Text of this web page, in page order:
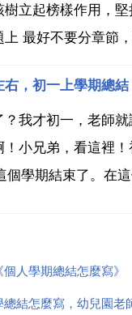
立起榜樣作用，
最好不要分章節
更廣的吸收新知識
問題，我通過這兩
右，初一上學期總
？我才初一，老師
小兄弟，看這裡
學期結束了。在
。這次期末考試，
人學期總結怎麼寫》